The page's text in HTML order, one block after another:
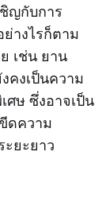
ญกับการ
างไรก็ตาม
เช่น ยาน
คงเป็นความ
ศษ ซึ่งอาจเป็น
ดความ
ยะยาว